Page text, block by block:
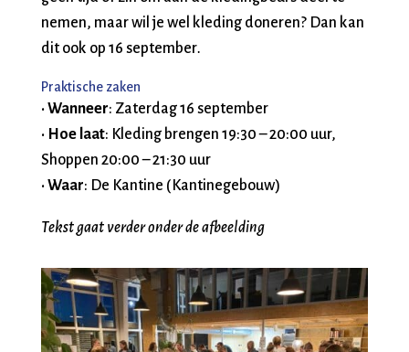
nemen, maar wil je wel kleding doneren? Dan kan
dit ook op 16 september.
Praktische zaken
•Wanneer: Zaterdag 16 september
• Hoe laat: Kleding brengen 19:30 – 20:00 uur,
Shoppen 20:00 – 21:30 uur
•Waar: De Kantine (Kantinegebouw)
Tekst gaat verder onder de afbeelding